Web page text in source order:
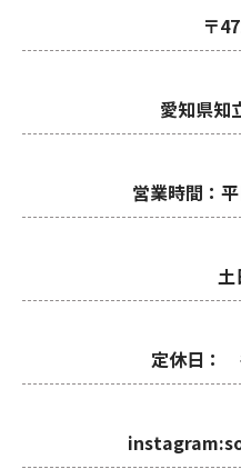
〒
愛知県知
営業時間：
土日祝
定休日：